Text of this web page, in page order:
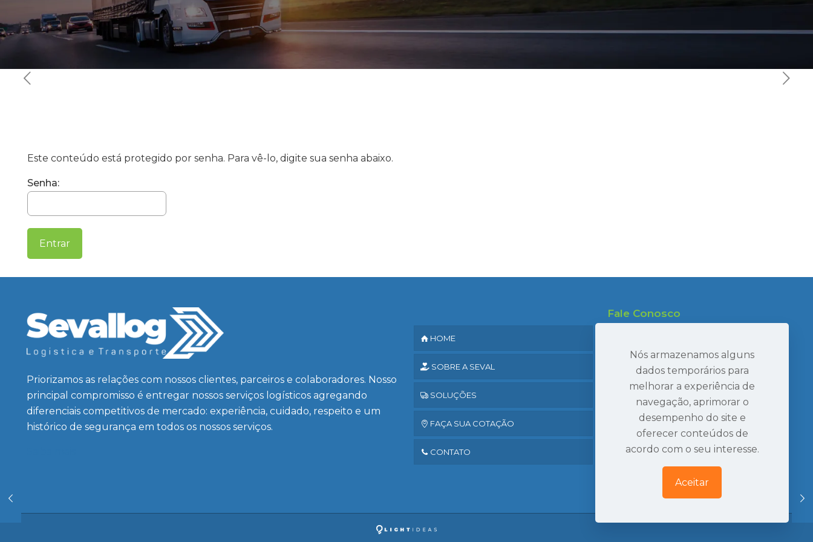
Este conteúdo está protegido por senha. Para vê-lo, digite sua senha abaixo.
Senha:
Priorizamos as relações com nossos clientes, parceiros e colaboradores. Nosso
principal compromisso é entregar nossos serviços logísticos agregando
diferenciais competitivos de mercado: experiência, cuidado, respeito e um
histórico de segurança em todos os nossos serviços.
HOME
SOBRE A SEVAL
SOLUÇÕES
FAÇA SUA COTAÇÃO
CONTATO
Fale Conosco
47 3407-2269
seval@sevaltransportes.com.br
Rod. dos Móveis, 2060, Sala 05
Mato Preto, São Bento do Sul | SC
Ver Localização
Nós armazenamos alguns
dados temporários para
melhorar a experiência de
navegação, aprimorar o
desempenho do site e
oferecer conteúdos de
acordo com o seu interesse.
Aceitar